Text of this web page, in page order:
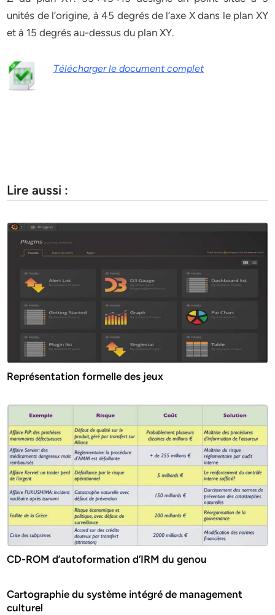
unités de l’origine, à 45 degrés de l’axe X dans le plan XY
et à 15 degrés au-dessus du plan XY.
Télécharger le document complet
Lire aussi :
Représentation formelle des jeux
CD-ROM d’autoformation d’IRM du genou
Cartographie du système intégré de management
culturel